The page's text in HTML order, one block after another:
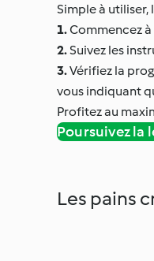
Simple à utiliser,
1.Commencez
2.Suivez les
3.Vérifiez la
vous indiquant
Profitez au
Poursuivez la
Les pains